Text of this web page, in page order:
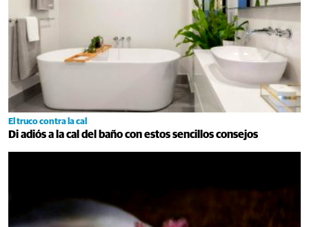
El truco contra la cal
Di adiós a la cal del baño con estos sencillos consejos